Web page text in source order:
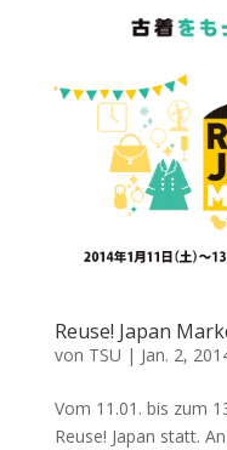
Reuse! Japan
von TSU | Jan. 2,
Vom 11.01. bis zum
Reuse! Japan statt.